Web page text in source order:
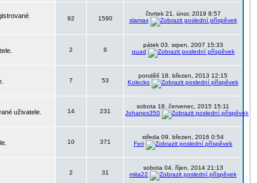
92 1590
čtvrtek 21. únor, 2019 8:57
slamax
2 6
pátek 03. srpen, 2007 15:33
quad
7 53
pondělí 18. březen, 2013 12:15
Kolecko
uživatele. 14 231
sobota 18. červenec, 2015 15:11
Johanes350
10 371
středa 09. březen, 2016 0:54
Feri
2 31
sobota 04. říjen, 2014 21:13
mita22